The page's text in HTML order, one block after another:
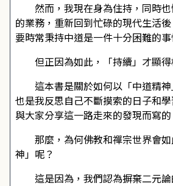
然而，我現在身為住持，同時也
的業務，重新回到忙碌的現代生活後
要時常秉持中道是一件十分困難的事
但正因為如此，「持續」才顯得
這本書是關於如何以「中道精神
也是我反思自己不斷摸索的日子和
與大家分享這一路走來的發現而寫的
那麼，為何佛教和禪宗世界會如
神」呢？
這是因為，我們認為摒棄二元論